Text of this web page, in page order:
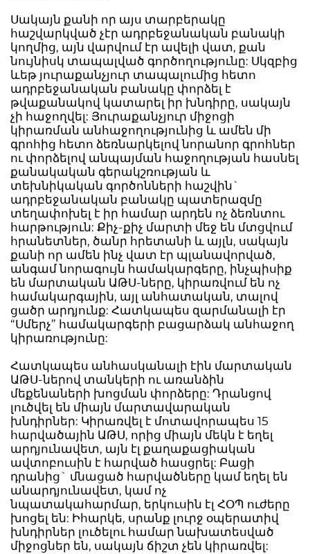
Սակայն քանի որ այս տարբերակը
հաշվարկված չէր ադրբեջանական բանակի
կողմից, այն վարվում էր ավելի վատ, քան
նույնիսկ տապալված գործողությունը: Սկզբից
ևեթ յուրաքանչյուր տապալումից հետո
ադրբեջանական բանակը փորձել է
թվաքանակով կատարել իր խնդիրը, սակայն
չի հաջողվել: Յուրաքանչյուր միջոցի
կիրառման անհաջողությունից և ամեն մի
գրոհից հետո ձեռնարկելով նորանոր գրոհներ
ու փորձելով անպայման հաջողության հասնել
քանակական գերակշռության և
տեխնիկական գործոնների հաշվին`
ադրբեջանական բանակը պատերազմը
տեղափոխել է իր համար արդեն ոչ ձեռնտու
հարթություն: Քիչ-քիչ մարտի մեջ են մտցվում
հրանետներ, ծանր հրետանի և այլն, սակայն
քանի որ ամեն ինչ վատ էր պլանավորված,
անգամ նորագույն համակարգերը, ինչպիսիք
են մարտական ԱԹՍ-ները, կիրառվում են ոչ
համակարգային, այլ անհատական, տալով
ցածր արդյունք: Հատկապես զարմանալի էր
“Սմերչ” համակարգերի բացարձակ անհաջող
կիրառությունը:
Հատկապես անհասկանալի էին մարտական
ԱԹՍ-ներով տանկերի ու առանձին
մեքենաների խոցման փորձերը: Դրանցով
լուծվել են միայն մարտավարական
խնդիրներ: Կիրառվել է մոտավորապես 15
հարվածային ԱԹՍ, որից միայն մեկն է եղել
արդյունավետ, այն էլ քաղաքացիական
ավտոբուսին է հարված հասցրել: Բացի
դրանից` մնացած հարվածները կամ եղել են
անարդյունավետ, կամ ոչ
նպատակահարմար, երկուսին էլ ՀՕՊ ուժերը
խոցել են: Իհարկե, սրանք լուրջ օպերատիվ
խնդիրներ լուծելու համար նախատեսված
միջոցներ են, սակայն ճիշտ չեն կիրառվել: